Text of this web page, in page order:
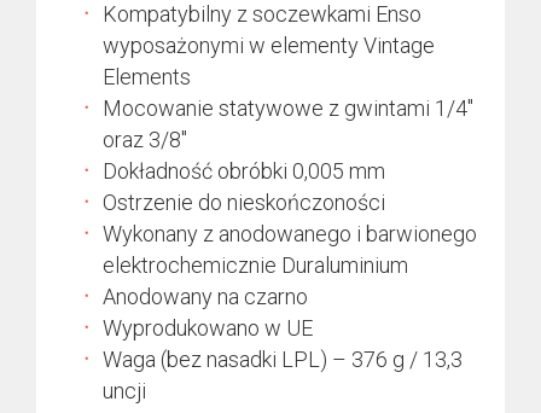
Kompatybilny z soczewkami Enso
wyposażonymi w elementy Vintage
Elements
Mocowanie statywowe z gwintami 1/4″
oraz 3/8″
Dokładność obróbki 0,005 mm
Ostrzenie do nieskończoności
Wykonany z anodowanego i barwionego
elektrochemicznie Duraluminium
Anodowany na czarno
Wyprodukowano w UE
Waga (bez nasadki LPL) – 376 g / 13,3
uncji